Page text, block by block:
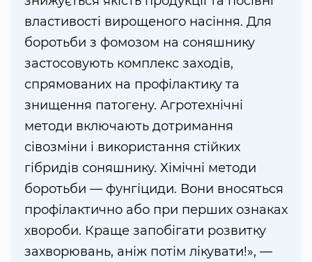
властивості вирощеного насіння. Для
боротьби з фомозом на соняшнику
застосовують комплекс заходів,
спрямованих на профілактику та
знищення патогену. Агротехнічні
методи включають дотримання
сівозміни і використання стійких
гібридів соняшнику. Хімічні методи
боротьби — фунгіциди. Вони вносяться
профілактично або при перших ознаках
хвороби. Краще запобігати розвитку
захворювань, аніж потім лікувати!», —